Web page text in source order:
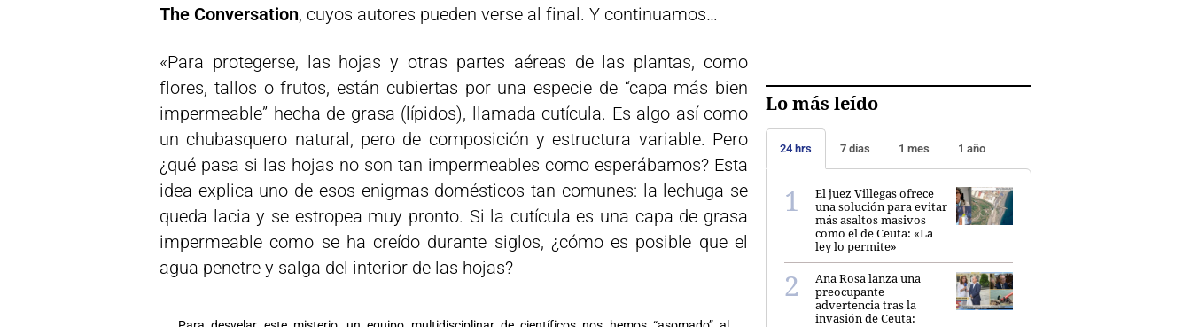
The Conversation, cuyos autores pueden verse al final. Y continuamos…
«Para protegerse, las hojas y otras partes aéreas de las plantas, como
flores, tallos o frutos, están cubiertas por una especie de “capa más bien
impermeable” hecha de grasa (lípidos), llamada cutícula. Es algo así como
un chubasquero natural, pero de composición y estructura variable. Pero
¿qué pasa si las hojas no son tan impermeables como esperábamos? Esta
idea explica uno de esos enigmas domésticos tan comunes: la lechuga se
queda lacia y se estropea muy pronto. Si la cutícula es una capa de grasa
impermeable como se ha creído durante siglos, ¿cómo es posible que el
agua penetre y salga del interior de las hojas?
Lo más leído
24 hrs 7 días 1 mes 1 año
El juez Villegas ofrece
una solución para evitar
más asaltos masivos
como el de Ceuta: «La
ley lo permite»
Ana Rosa lanza una
preocupante
advertencia tras la
invasión de Ceuta: